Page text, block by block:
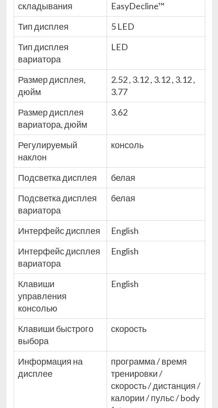
складывания
EasyDecline™
Тип дисплея
5 LED
Тип дисплея
вариатора
LED
Размер дисплея,
дюйм
2.52 , 3.12 , 3.12 , 3.12 ,
3.77
Размер дисплея
вариатора, дюйм
3.62
Регулируемый
наклон
консоль
Подсветка дисплея
белая
Подсветка дисплея
вариатора
белая
Интерфейс дисплея
English
Интерфейс дисплея
вариатора
English
Клавиши
управления
консолью
English
Клавиши быстрого
выбора
скорость
Информация на
дисплее
программа / время
тренировки /
скорость / дистанция /
калории / пульс / body